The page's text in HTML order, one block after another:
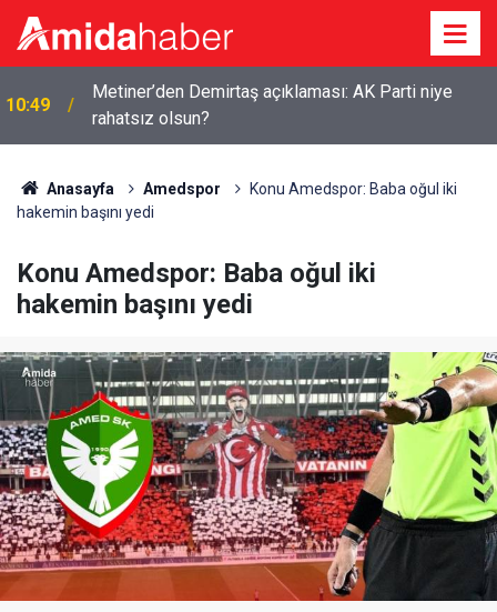
09:52 Diyarbakır’da dağ keçileri sürü halinde görüldü
Anasayfa Amedspor
Konu Amedspor: Baba oğul iki
hakemin başını yedi
Konu Amedspor: Baba oğul iki
hakemin başını yedi